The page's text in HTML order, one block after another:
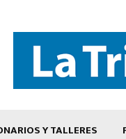
Y TALLERES